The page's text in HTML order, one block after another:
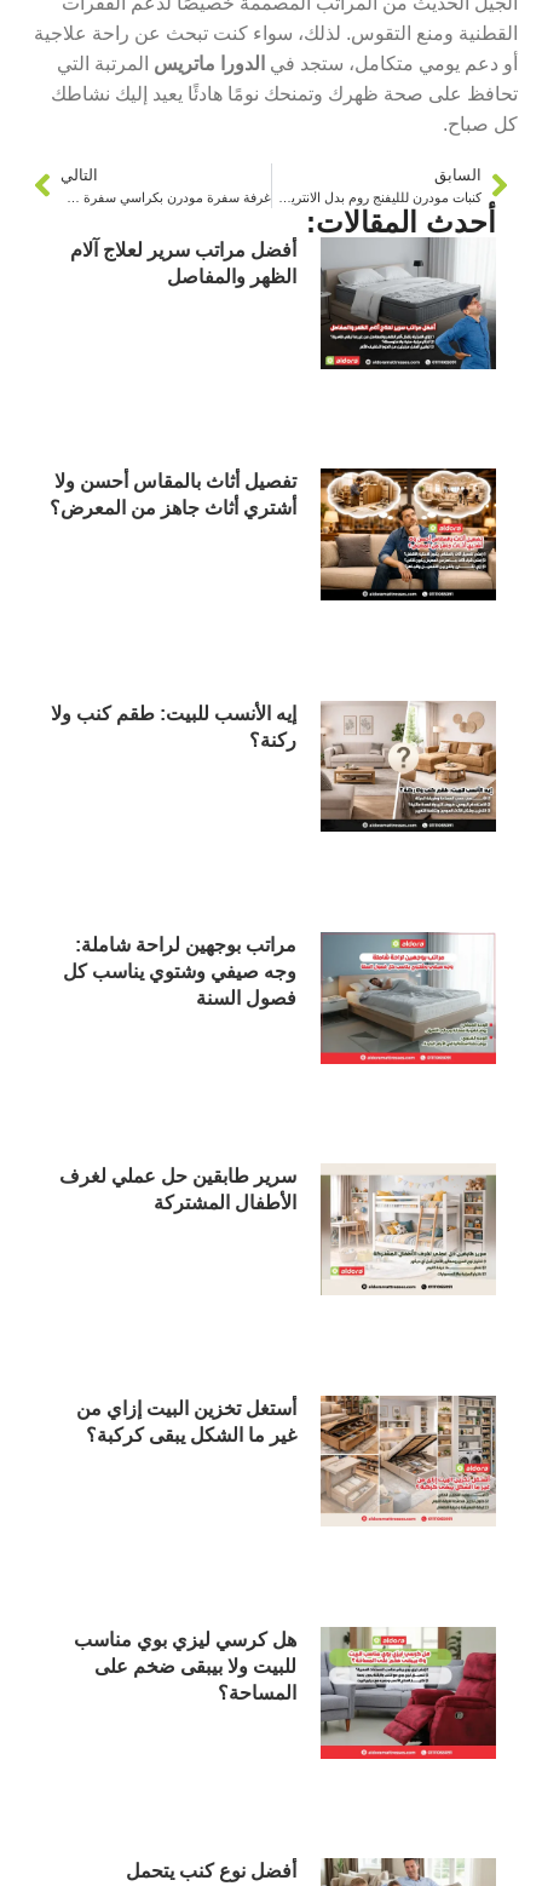
القطنية ومنع التقوس. لذلك، سواء كنت تبحث عن راحة علاجية
أو دعم يومي متكامل، ستجد في الدورا ماتريس المرتبة التي
تحافظ على صحة ظهرك وتمنحك نومًا هادئًا يعيد إليك نشاطك
كل صباح.
السابق التالي
أحدث المقالات:
أفضل مراتب سرير لعلاج آلام
الظهر والمفاصل
تفصيل أثاث بالمقاس أحسن ولا
أشتري أثاث جاهز من المعرض؟
إيه الأنسب للبيت: طقم كنب ولا
ركنة؟
مراتب بوجهين لراحة شاملة:
وجه صيفي وشتوي يناسب كل
فصول السنة
سرير طابقين حل عملي لغرف
الأطفال المشتركة
أستغل تخزين البيت إزاي من
غير ما الشكل يبقى كركبة؟
هل كرسي ليزي بوي مناسب
للبيت ولا بيبقى ضخم على
المساحة؟
أفضل نوع كنب يتحمل